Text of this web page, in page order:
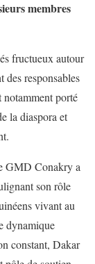
membres
fructueux autour
des responsables
notamment porté
la diaspora et
GMD Conakry a
son rôle
vivant au
dynamique
constant, Dakar